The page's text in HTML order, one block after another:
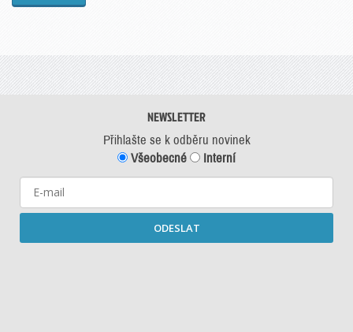
NEWSLETTER
Přihlašte se k odběru novinek
Všeobecné
Interní
ODESLAT